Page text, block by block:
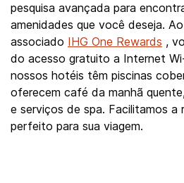
pesquisa avançada para
amenidades que você deseja.
associado IHG One Rewards ,
do acesso gratuito a Internet
nossos hotéis têm piscinas
oferecem café da manhã
e serviços de spa. Facilitamos a
perfeito para sua viagem.